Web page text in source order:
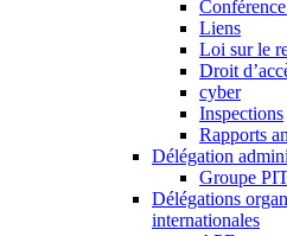
Liens
Loi sur le
Droit
cyber
Inspections
Rapports
Délégation
Groupe
Délégations
internationales